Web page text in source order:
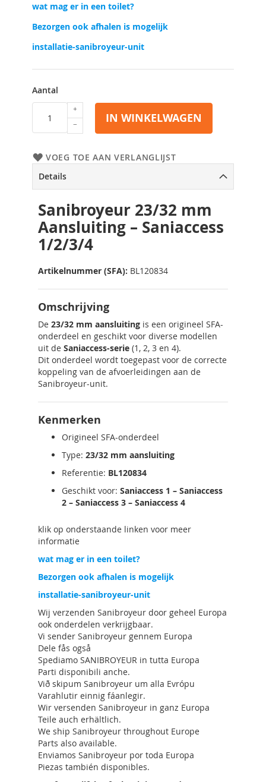
wat mag er in een toilet?
Bezorgen ook afhalen is mogelijk
installatie-sanibroyeur-unit
Aantal
IN WINKELWAGEN
VOEG TOE AAN VERLANGLIJST
Details
Sanibroyeur 23/32 mm
Aansluiting – Saniaccess
1/2/3/4
Artikelnummer (SFA): BL120834
Omschrijving
De 23/32 mm aansluiting is een origineel SFA-
onderdeel en geschikt voor diverse modellen
uit de Saniaccess-serie (1, 2, 3 en 4).
Dit onderdeel wordt toegepast voor de correcte
koppeling van de afvoerleidingen aan de
Sanibroyeur-unit.
Kenmerken
Origineel SFA-onderdeel
Type: 23/32 mm aansluiting
Referentie: BL120834
Geschikt voor: Saniaccess 1 – Saniaccess
2 – Saniaccess 3 – Saniaccess 4
klik op onderstaande linken voor meer
informatie
wat mag er in een toilet?
Bezorgen ook afhalen is mogelijk
installatie-sanibroyeur-unit
Wij verzenden Sanibroyeur door geheel Europa
ook onderdelen verkrijgbaar.
Vi sender Sanibroyeur gennem Europa
Dele fås også
Spediamo SANIBROYEUR in tutta Europa
Parti disponibili anche.
Við skipum Sanibroyeur um alla Evrópu
Varahlutir einnig fáanlegir.
Wir versenden Sanibroyeur in ganz Europa
Teile auch erhältlich.
We ship Sanibroyeur throughout Europe
Parts also available.
Enviamos Sanibroyeur por toda Europa
Piezas también disponibles.